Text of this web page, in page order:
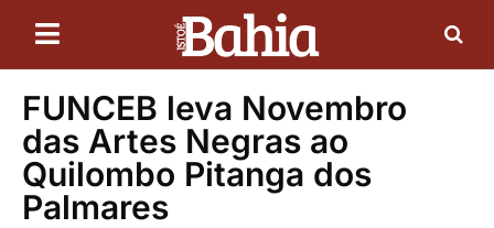
FUNCEB leva Novembro
das Artes Negras ao
Quilombo Pitanga dos
Palmares